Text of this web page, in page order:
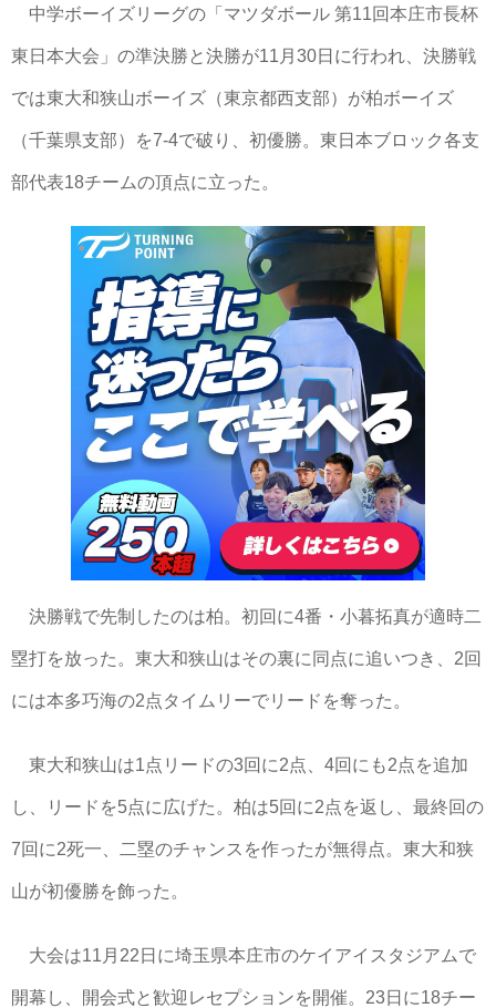
中学ボーイズリーグの「マツダボール 第11回本庄市長杯
東日本大会」の準決勝と決勝が11月30日に行われ、決勝戦
では東大和狭山ボーイズ（東京都西支部）が柏ボーイズ
（千葉県支部）を7-4で破り、初優勝。東日本ブロック各支
部代表18チームの頂点に立った。
決勝戦で先制したのは柏。初回に4番・小暮拓真が適時二
塁打を放った。東大和狭山はその裏に同点に追いつき、2回
には本多巧海の2点タイムリーでリードを奪った。
東大和狭山は1点リードの3回に2点、4回にも2点を追加
し、リードを5点に広げた。柏は5回に2点を返し、最終回の
7回に2死一、二塁のチャンスを作ったが無得点。東大和狭
山が初優勝を飾った。
大会は11月22日に埼玉県本庄市のケイアイスタジアムで
開幕し、開会式と歓迎レセプションを開催。23日に18チー